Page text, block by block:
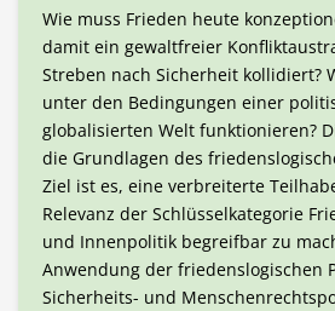
Wie muss Frieden heute
damit ein gewaltfreier
Streben nach Sicherheit kollidiert?
unter den Bedingungen einer
globalisierten Welt funktionieren?
die Grundlagen des
Ziel ist es, eine verbreiterte
Relevanz der Schlüsselkategorie
und Innenpolitik begreifbar zu
Anwendung der friedenslogischen
Sicherheits- und